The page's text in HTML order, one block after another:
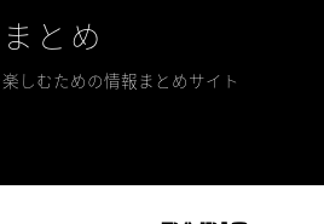
とめ
しむための情報まとめサイト